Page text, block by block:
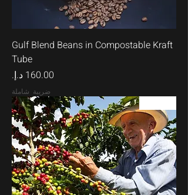
Gulf Blend Beans in Compostable Kraft
Tube
السعر
ضريبة شاملة